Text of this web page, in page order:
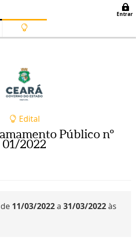
Edital
Público nº
01/2022
11/03/2022a31/03/2022às